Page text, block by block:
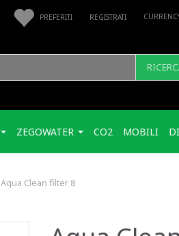
PREFERITI REGISTRATI
ZEGOWATER CO2 MOBILI
Aqua Clean filter 8